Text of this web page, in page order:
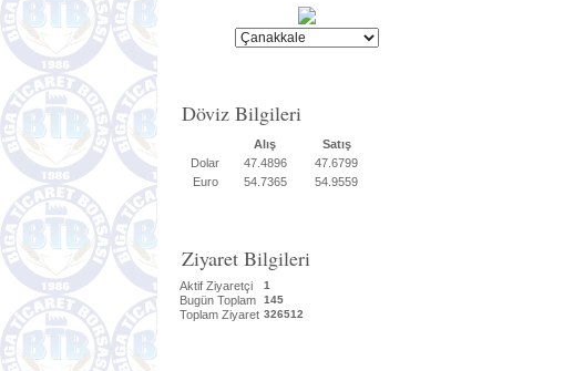
Döviz Bilgileri
Alış
Satış
Dolar
47.4896
47.6799
Euro
54.7365 54.9559
Ziyaret Bilgileri
Aktif Ziyaretçi 1
Bugün Toplam 145
Toplam Ziyaret 326512